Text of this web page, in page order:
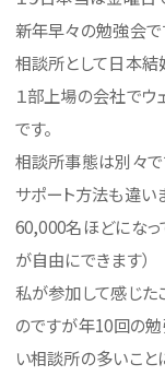
新年早々の勉強会で
相談所として日本結
１部上場の会社でウ
です。
相談所事態は別々
サポート方法も違い
60,000名ほどになっ
が自由にできます）
私が参加して感じた
のですが年10回の勉
い相談所の多いこと